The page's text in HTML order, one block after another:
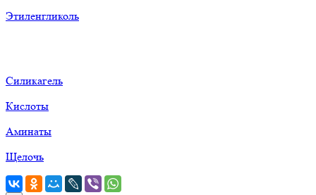
Этиленгликоль
Силикагель
Кислоты
Аминаты
Щелочь